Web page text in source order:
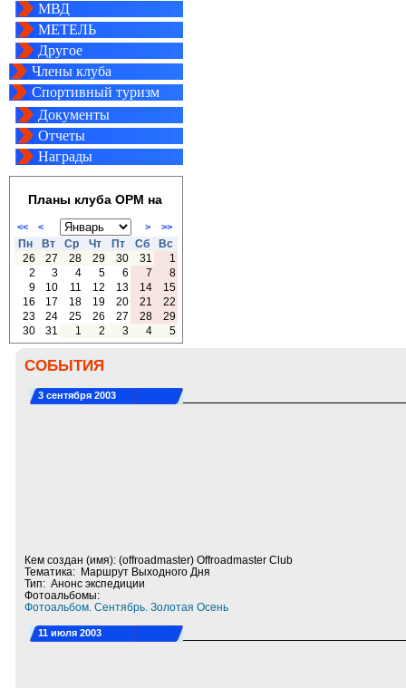
МВД
МЕТЕЛЬ
Другое
Члены клуба
Спортивный туризм
Документы
Отчеты
Награды
Планы клуба ОРМ на
<< < > >>
Пн Вт Ср Чт Пт Сб
Вс
26
27 28 29 30 31
1
2
3 4 5 6 7
8
9
10 11 12 13 14
15
16
17 18 19 20 21
22
23
24 25 26 27 28
29
30
31 1 2 3 4 5
СОБЫТИЯ
3 сентября 2003
Кем создан (имя): (offroadmaster) Offroadmaster Club
Тематика: Маршрут Выходного Дня
Тип: Анонс экспедиции
Фотоальбомы:
Фотоальбом. Сентябрь. Золотая Осень
11 июля 2003